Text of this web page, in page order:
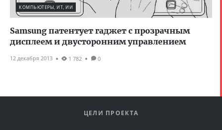
КОМПЬЮТЕРЫ, ИТ, ИИ
Samsung патентует гаджет с прозрачным
дисплеем и двусторонним управлением
12 декабря 2013 1 782 0
ЦЕЛИ ПРОЕКТА